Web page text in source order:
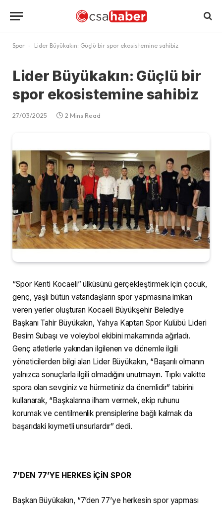
Spor - Lider Büyükakın: Güçlü bir spor ekosistemine sahibiz
Lider Büyükakın: Güçlü bir
spor ekosistemine sahibiz
27/03/2025 2 Mins Read
“Spor Kenti Kocaeli” ülküsünü gerçekleştirmek için çocuk,
genç, yaşlı bütün vatandaşların spor yapmasına imkan
veren yerler oluşturan Kocaeli Büyükşehir Belediye
Başkanı Tahir Büyükakın, Yahya Kaptan Spor Kulübü Lideri
Besim Subaşı ve voleybol ekibini makamında ağırladı.
Genç atletlerle yakından ilgilenen ve dönemle ilgili
yöneticilerden bilgi alan Lider Büyükakın, “Başarılı olmanın
yalnızca sonuçlarla ilgili olmadığını unutmayın. Tıpkı vakitte
spora olan sevginiz ve hürmetiniz da önemlidir” tabirini
kullanarak, “Başkalarına ilham vermek, ekip ruhunu
korumak ve centilmenlik prensiplerine bağlı kalmak da
başarıdaki kıymetli unsurlardır” dedi.
7’DEN 77’YE HERKES İÇİN SPOR
Başkan Büyükakın, “7’den 77’ye herkesin spor yapması